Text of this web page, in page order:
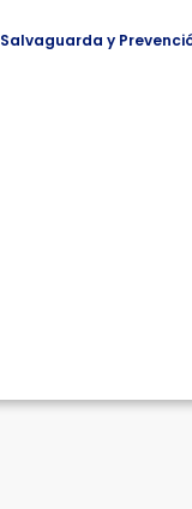
Salvaguarda y